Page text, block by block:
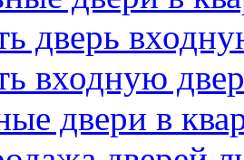
дверь
входную
двери в